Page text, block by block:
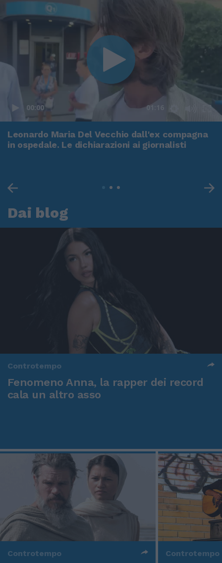
00:00 01:16
Leonardo Maria Del Vecchio dall'ex compagna
in ospedale. Le dichiarazioni ai giornalisti
Dai blog
Controtempo
Fenomeno Anna, la rapper dei record
cala un altro asso
Controtempo Controtempo